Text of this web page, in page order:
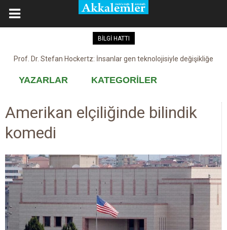
BİLGİ HATTI
Kovid-19 aşısı, devşirme ve kobay!
YAZARLAR KATEGORİLER
Amerikan elçiliğinde bilindik
komedi